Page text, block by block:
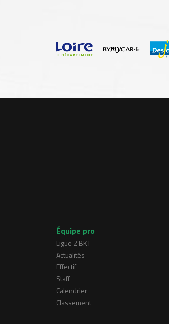
Équipe pro
Ligue 2 BKT
Actualités
Effectif
Staff
Calendrier
Classement